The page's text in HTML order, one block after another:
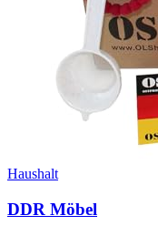
Haushalt
DDR Möbel